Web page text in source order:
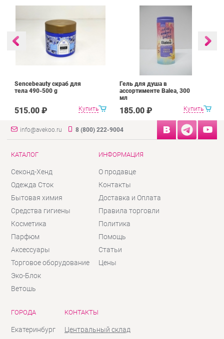
Купить
Sencebeauty скраб для
тела 490-500 g
515.00 ₽ Купить
Гель для душа в
ассортименте Balea, 300
мл
185.00 ₽
info@avekoo.ru 8 (800) 222-9004
КАТАЛОГ
Секонд-Хенд
Одежда Сток
Бытовая химия
Средства гигиены
Косметика
Парфюм
Аксессуары
Торговое оборудование
Эко-Блок
Ветошь
ИНФОРМАЦИЯ
О продавце
Контакты
Доставка и Оплата
Правила торговли
Политика
Помощь
Статьи
Цены
ГОРОДА
Екатеринбург
КОНТАКТЫ
Центральный склад